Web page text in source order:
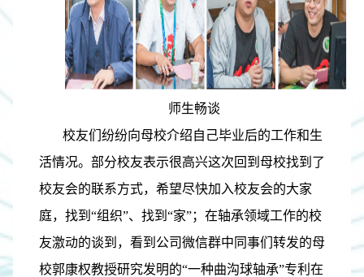
师生畅谈
校友们纷纷向母校介绍自己毕业后的工作和生
活情况。部分校友表示很高兴这次回到母校找到了
校友会的联系方式，希望尽快加入校友会的大家
庭，找到“组织”、找到“家”；在轴承领域工作的校
友激动的谈到，看到公司微信群中同事们转发的母
校郭康权教授研究发明的“一种曲沟球轴承”专利在